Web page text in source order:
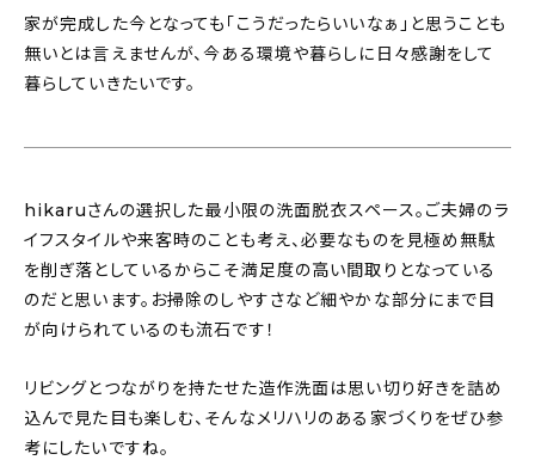
家が完成した今となっても「こうだったらいいなぁ」と思うことも
無いとは言えませんが、今ある環境や暮らしに日々感謝をして
暮らしていきたいです。
hikaruさんの選択した最小限の洗面脱衣スペース。ご夫婦のラ
イフスタイルや来客時のことも考え、必要なものを見極め無駄
を削ぎ落としているからこそ満足度の高い間取りとなっている
のだと思います。お掃除のしやすさなど細やかな部分にまで目
が向けられているのも流石です！
リビングとつながりを持たせた造作洗面は思い切り好きを詰め
込んで見た目も楽しむ、そんなメリハリのある家づくりをぜひ参
考にしたいですね。